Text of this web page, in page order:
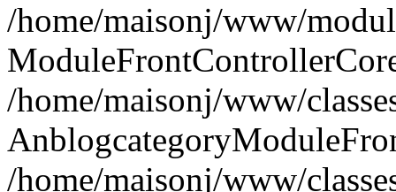
/home/maisonj/www/
/home/maisonj/www/
/home/maisonj/www/